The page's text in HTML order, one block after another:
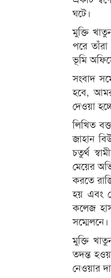
ঘটে।
মুক্তি
পরে
ভূমি
সংবাদ
হবে,
দেওয়া
লিখিত
জাহান
চতুর্থ
মেয়ের
করতে
হয় এবং
কলেজ
সম্মেলনে।
মুক্তি
তদন্ত
নেওয়ার